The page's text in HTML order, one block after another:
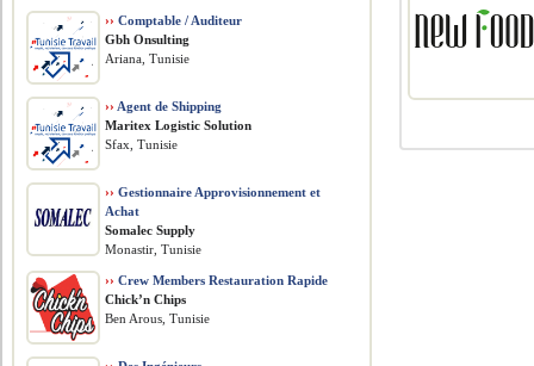
›› Comptable / Auditeur
Gbh Onsulting
Ariana, Tunisie
›› Agent de Shipping
Maritex Logistic Solution
Sfax, Tunisie
›› Gestionnaire Approvisionnement et
Achat
Somalec Supply
Monastir, Tunisie
›› Crew Members Restauration Rapide
Chick’n Chips
Ben Arous, Tunisie